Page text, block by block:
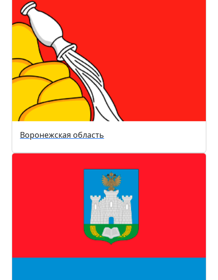
Воронежская область